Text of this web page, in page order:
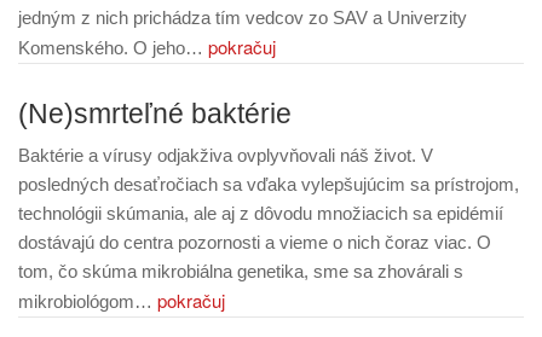
jedným z nich prichádza tím vedcov zo SAV a Univerzity
Komenského. O jeho… pokračuj
(Ne)smrteľné baktérie
Baktérie a vírusy odjakživa ovplyvňovali náš život. V
posledných desaťročiach sa vďaka vylepšujúcim sa prístrojom,
technológii skúmania, ale aj z dôvodu množiacich sa epidémií
dostávajú do centra pozornosti a vieme o nich čoraz viac. O
tom, čo skúma mikrobiálna genetika, sme sa zhovárali s
mikrobiológom… pokračuj